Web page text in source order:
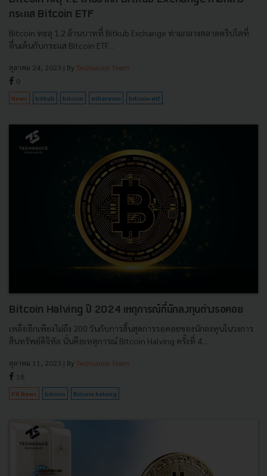
กระแส Bitcoin ETF
Bitcoin ทะลุ 1.2 ล้านบาทที่ Bitkub Exchange ท่ามกลางตลาดคริปโตที่
ตื่นเต้นกับกระแส Bitcoin ETF...
ตุลาคม 24, 2023 | By Techsauce Team
0
News bitkub bitcoin ethereum bitcoin-etf
Bitcoin Halving ปี 2024 เหตุการณ์ที่นักลงทุนต่างรอคอย
เหลืออีกเพียงไม่ถึง 200 วันกับการสิ้นสุดการรอคอยของนักลงทุนในวงการ
สินทรัพย์ดิจิทัล นั่นคือเหตุการณ์ Bitcoin Halving ครั้งที่ 4...
ตุลาคม 11, 2023 | By Techsauce Team
18
PR News bitcoin Bitcoin halving